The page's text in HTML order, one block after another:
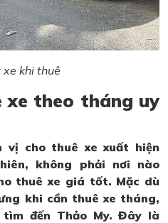
xe khi thuê
theo tháng uy
vị cho thuê xe xuất hiện
không phải nơi nào
thuê xe giá tốt. Mặc dù
khi cần thuê xe tháng,
đến Thảo My. Đây là